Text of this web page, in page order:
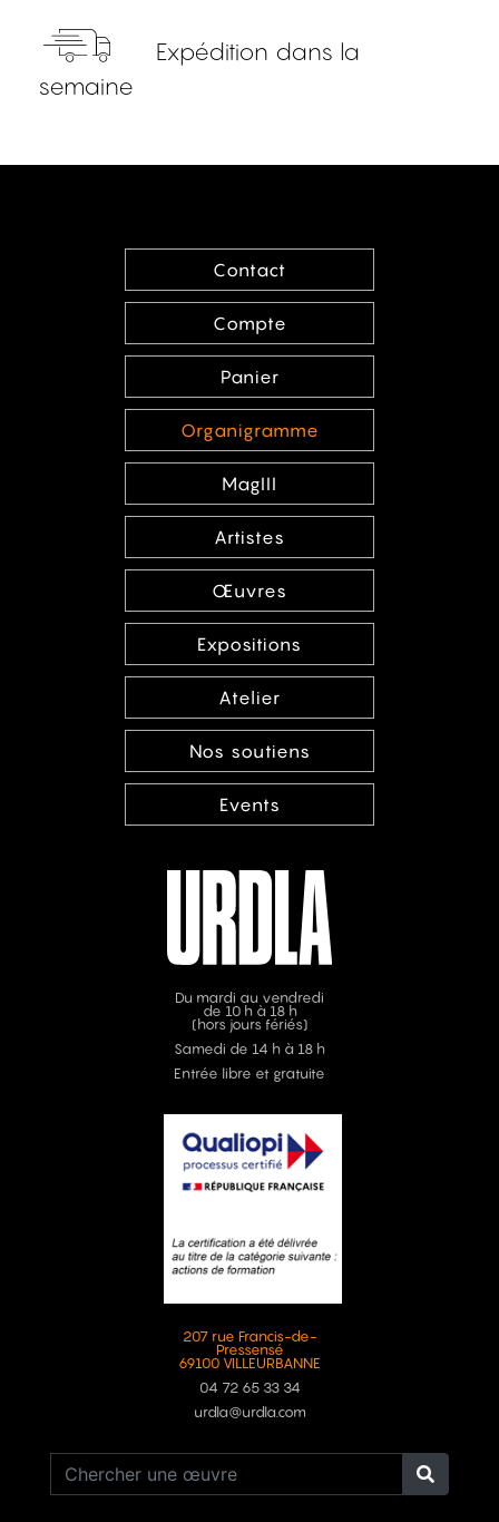
Expédition dans la
semaine
Contact
Compte
Panier
Organigramme
MagIII
Artistes
Œuvres
Expositions
Atelier
Nos soutiens
Events
Du mardi au vendredi
de 10 h à 18 h
(hors jours fériés)
Samedi de 14 h à 18 h
Entrée libre et gratuite
207 rue Francis-de-
Pressensé
69100 VILLEURBANNE
04 72 65 33 34
urdla@urdla.com